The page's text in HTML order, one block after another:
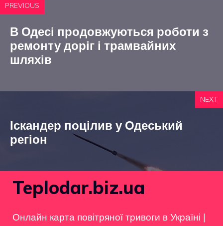
PREVIOUS
В Одесі продовжуються роботи з
ремонту доріг і трамвайних
шляхів
NEXT
Іскандер поцілив у Одеський
регіон
Teplodar.biz.ua
Онлайн карта повітряної тривоги в Україні |